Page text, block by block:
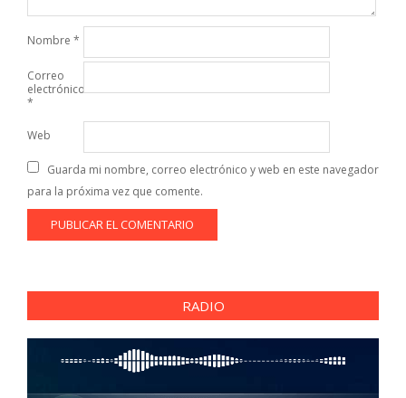
Nombre *
Correo
electrónico
*
Web
Guarda mi nombre, correo electrónico y web en este navegador
para la próxima vez que comente.
RADIO